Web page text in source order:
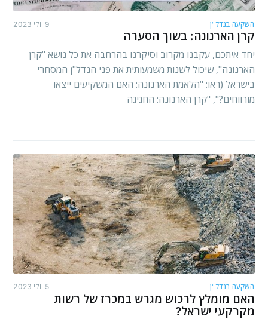
השקעה בנדל"ן 9 יולי 2023
קרן הארנונה: בשוך הסערה
יחד איתכם, עקבנו מקרוב וסיקרנו בהרחבה את כל נושא "קרן
הארנונה", שיכול לשנות משמעותית את פני הנדל"ן המסחרי
בישראל (ראו: "הלאמת הארנונה: האם המשקיעים ייצאו
מורווחים?", "קרן הארנונה: החגיגה
השקעה בנדל"ן 5 יולי 2023
האם מומלץ לרכוש מגרש במכרז של רשות
מקרקעי ישראל?